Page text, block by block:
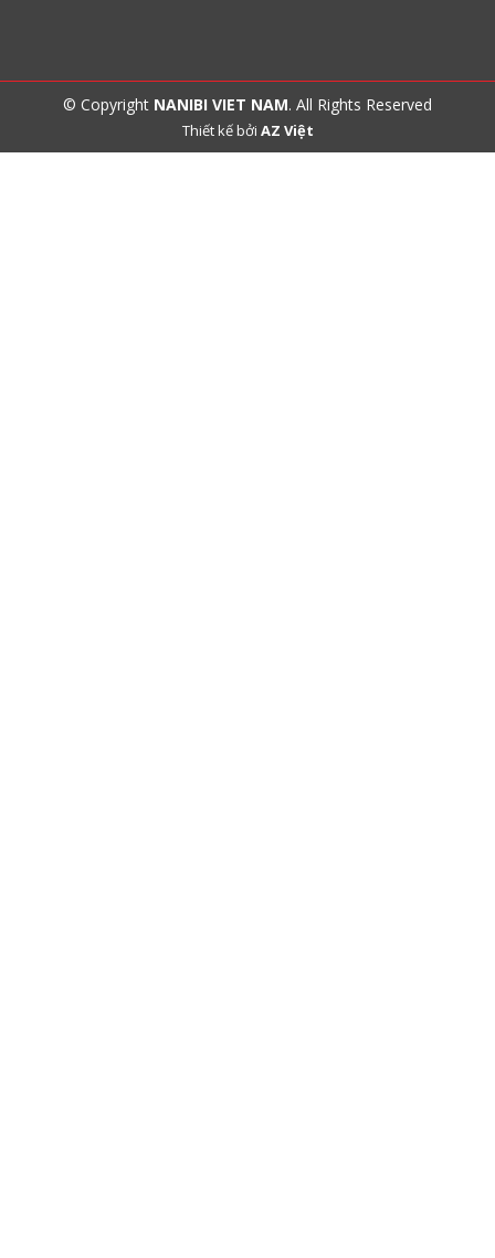
© Copyright NANIBI VIET NAM. All Rights Reserved
Thiết kế bởi AZ Việt